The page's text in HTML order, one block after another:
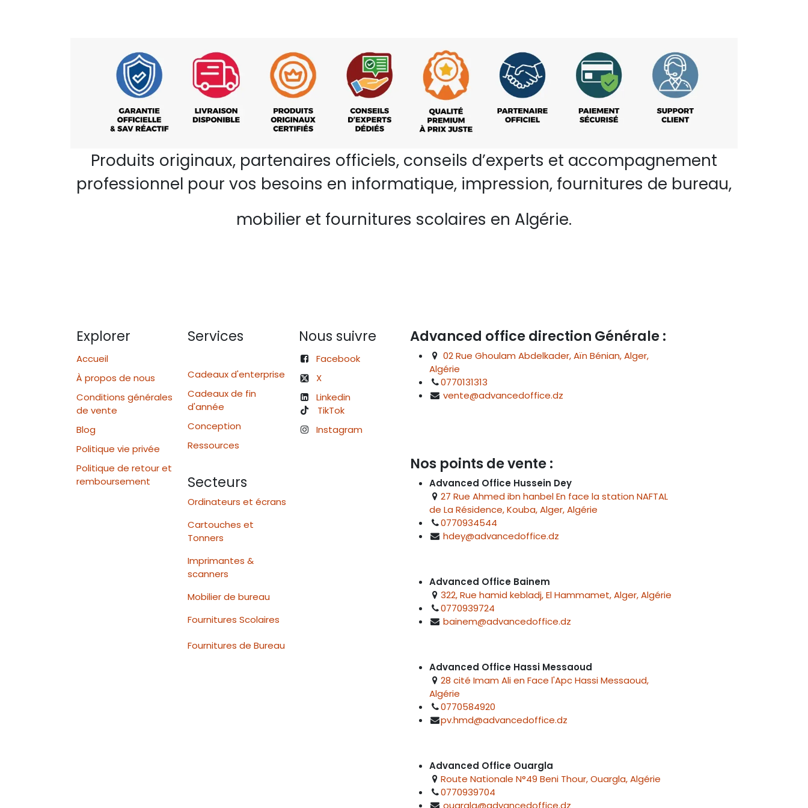
Produits originaux, partenaires officiels, conseils d’experts et accompagnement
professionnel pour vos besoins en informatique, impression, fournitures de bureau,
mobilier et fournitures scolaires en Algérie.
Explorer
Accueil
À propos de nous
Conditions générales
de vente
Blog
Politique vie privée
Politique de retour et
remboursement
Services
Cadeaux d'enterprise
Cadeaux de fin
d'année
Conception
Ressources
Secteurs
Ordinateurs et écrans
Cartouches et
Tonners
Imprimantes &
scanners
Mobilier de bureau
Fournitures Scolaires
Fournitures de Bureau
Nous suivre
Facebook
X
Linkedin
TikTok
Instagram
Advanced office direction Générale :
02 Rue Ghoulam Abdelkader, Aïn Bénian, Alger,
Algérie
0770131313
vente@advancedoffice.dz
Nos points de vente :
Advanced Office Hussein Dey
27 Rue Ahmed ibn hanbel En face la station NAFTAL
de La Résidence, Kouba, Alger, Algérie
0770934544
hdey@advancedoffice.dz
Advanced Office Bainem
322, Rue hamid kebladj, El Hammamet, Alger, Algérie
0770939724
bainem@advancedoffice.dz
Advanced Office Hassi Messaoud
28 cité Imam Ali en Face l'Apc Hassi Messaoud,
Algérie
0770584920
pv.hmd@advancedoffice.dz
Advanced Office Ouargla
Route Nationale N°49 Beni Thour, Ouargla, Algérie
0770939704
ouargla@advancedoffice.dz